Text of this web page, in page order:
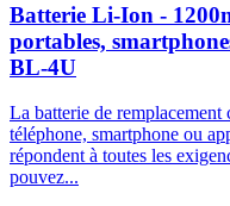
Batterie Li-Ion -
portables,
BL-4U
La batterie de
téléphone, smartphone ou
répondent à toutes les
pouvez...